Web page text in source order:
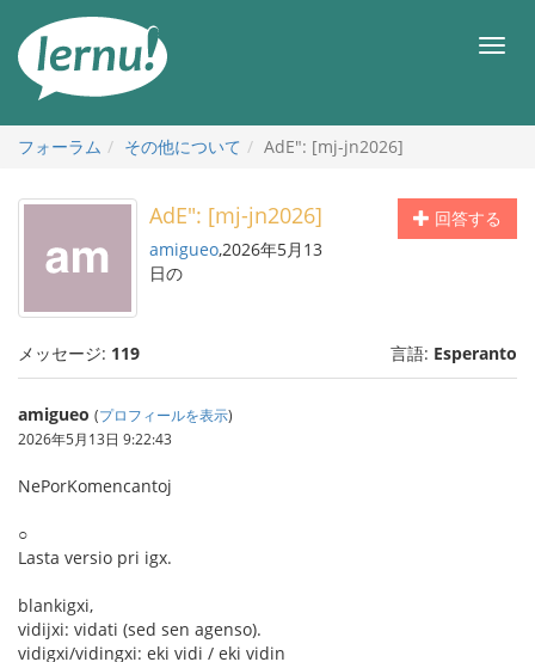
メ
フォーラム
その他について AdE": [mj-jn2026]
回答する
AdE": [mj-jn2026]
amigueo,2026年5月13
日の
メッセージ: 119 言語: Esperanto
amigueo (プロフィールを表示)
2026年5月13日 9:22:43
NePorKomencantoj
○
Lasta versio pri igx.
blankigxi,
vidijxi: vidati (sed sen agenso).
vidigxi/vidingxi: eki vidi / eki vidin